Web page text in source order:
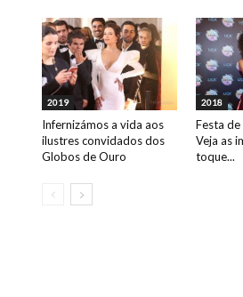
2019
Infernizámos a vida aos
ilustres convidados dos
Globos de Ouro
2018
Festa
Veja as
toque...